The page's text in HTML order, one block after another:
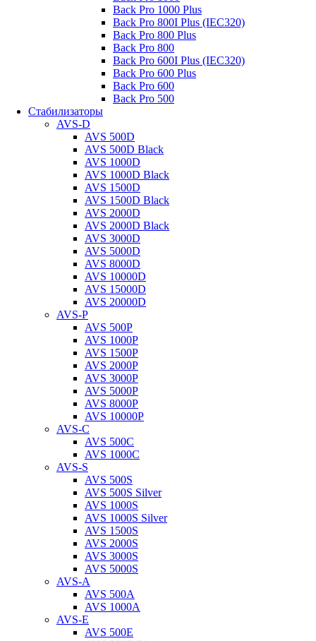
Back Pro 1000 Plus
Back Pro 800I Plus (IEC320)
Back Pro 800 Plus
Back Pro 800
Back Pro 600I Plus (IEC320)
Back Pro 600 Plus
Back Pro 600
Back Pro 500
Стабилизаторы
AVS-D
AVS 500D
AVS 500D Black
AVS 1000D
AVS 1000D Black
AVS 1500D
AVS 1500D Black
AVS 2000D
AVS 2000D Black
AVS 3000D
AVS 5000D
AVS 8000D
AVS 10000D
AVS 15000D
AVS 20000D
AVS-P
AVS 500P
AVS 1000P
AVS 1500P
AVS 2000P
AVS 3000P
AVS 5000P
AVS 8000P
AVS 10000P
AVS-C
AVS 500C
AVS 1000C
AVS-S
AVS 500S
AVS 500S Silver
AVS 1000S
AVS 1000S Silver
AVS 1500S
AVS 2000S
AVS 3000S
AVS 5000S
AVS-A
AVS 500A
AVS 1000A
AVS-E
AVS 500E